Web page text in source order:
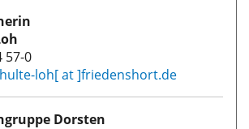
57-0
loh[ at ]friedenshort.de
Dorsten